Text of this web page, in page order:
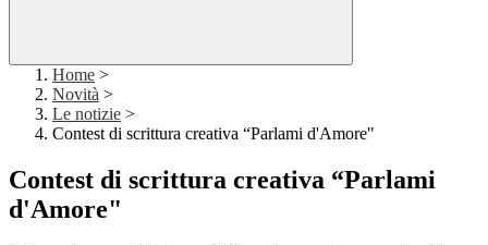
Home >
Novità >
Le notizie >
Contest di scrittura creativa “Parlami d'Amore"
Contest di scrittura creativa “Parlami
d'Amore"